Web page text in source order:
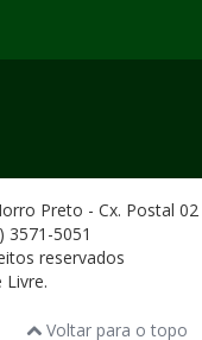
Preto - Cx. Postal 02
3571-5051
reservados
Livre.
Voltar para o topo